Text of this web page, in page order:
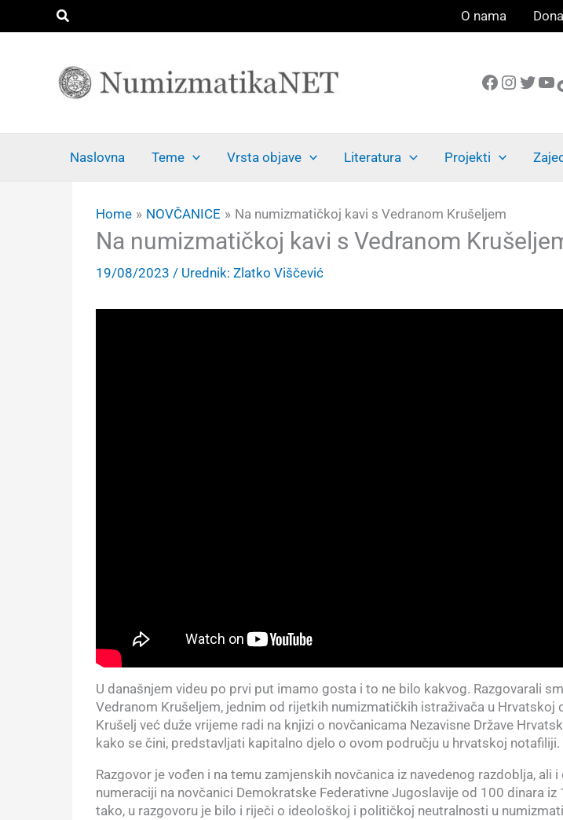
Search O nama
Facebook
Naslovna Teme Vrsta objave Literatura Projekti
Home NOVČANICE Na numizmatičkoj kavi s Vedranom Krušeljem
Na numizmatičkoj kavi s Vedranom
19/08/2023 / Urednik: Zlatko Viščević
U današnjem videu po prvi put imamo gosta i to ne bilo kakvog. Razgovarali
Vedranom Krušeljem, jednim od rijetkih numizmatičkih istraživača u Hrvatskoj
Krušelj već duže vrijeme radi na knjizi o novčanicama Nezavisne Države
kako se čini, predstavljati kapitalno djelo o ovom području u hrvatskoj notafiliji.
Razgovor je vođen i na temu zamjenskih novčanica iz navedenog razdoblja, ali
numeraciji na novčanici Demokratske Federativne Jugoslavije od 100 dinara iz
tako, u razgovoru je bilo i riječi o ideološkoj i političkoj neutralnosti u